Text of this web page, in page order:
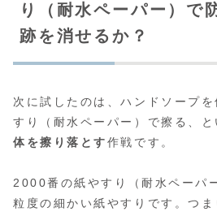
り（耐水ペーパー）で
跡を消せるか？
次に試したのは、ハンドソープ
すり（耐水ペーパー）で擦る、
体を擦り落とす作戦です。
2000番の紙やすり（耐水ペーパ
粒度の細かい紙やすりです。つ